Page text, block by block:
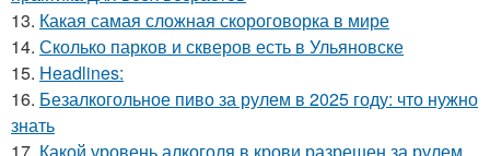
13. Какая самая сложная скороговорка в мире
14. Сколько парков и скверов есть в Ульяновске
15. Headlines:
16. Безалкогольное пиво за рулем в 2025 году: что нужно
знать
17. Какой уровень алкоголя в крови разрешен за рулем